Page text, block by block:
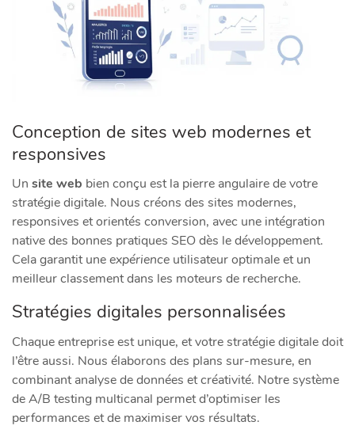
Conception de sites web modernes et
responsives
Un site web bien conçu est la pierre angulaire de votre
stratégie digitale. Nous créons des sites modernes,
responsives et orientés conversion, avec une intégration
native des bonnes pratiques SEO dès le développement.
Cela garantit uneexpérience utilisateur optimale et un
meilleur classement dans les moteurs de recherche.
Stratégies digitales personnalisées
Chaque entreprise est unique, et votre stratégie digitale doit
l’être aussi. Nous élaborons des plans sur-mesure, en
combinant analyse de données et créativité. Notre système
de A/B testing multicanal permet d’optimiser les
performances et de maximiser vos résultats.